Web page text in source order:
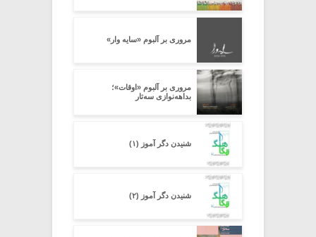
مروری بر آلبوم «سایه وار»
مروری بر آلبوم «اوقات»؛
بداهه‌نوازی سه‌تار
شنیدن دگر آموز (۱)
شنیدن دگر آموز (۲)